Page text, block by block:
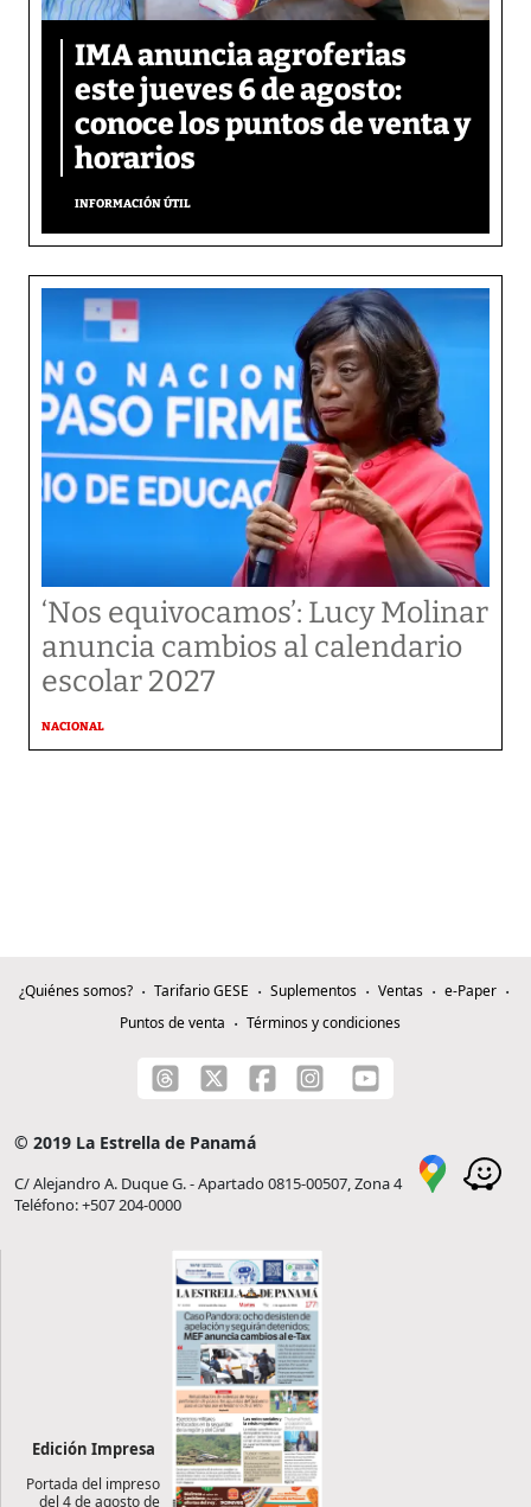
IMA anuncia agroferias
este jueves 6 de agosto:
conoce los puntos de venta y
horarios
INFORMACIÓN ÚTIL
‘Nos equivocamos’: Lucy Molinar
anuncia cambios al calendario
escolar 2027
NACIONAL
¿Quiénes somos? Tarifario GESE Suplementos Ventas
e-Paper
Puntos de venta
Términos y condiciones
© 2019 La Estrella de Panamá
C/ Alejandro A. Duque G. - Apartado 0815-00507, Zona 4
Teléfono: +507 204-0000
Edición Impresa
Portada del impreso
del 4 de agosto de